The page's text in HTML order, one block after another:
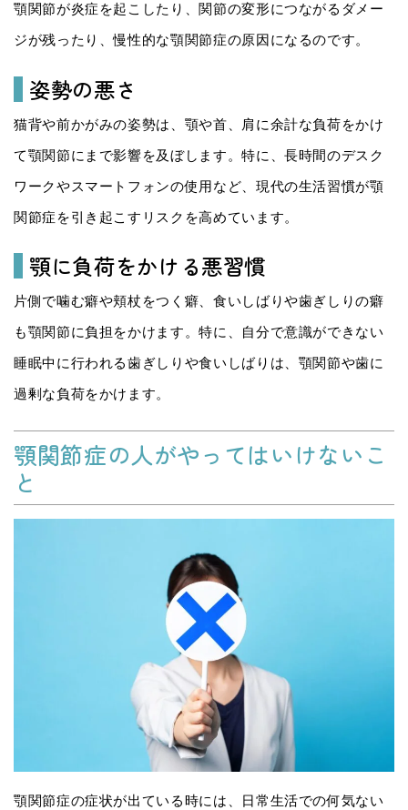
顎関節が炎症を起こしたり、関節の変形につながるダメー
ジが残ったり、慢性的な顎関節症の原因になるのです。
姿勢の悪さ
猫背や前かがみの姿勢は、顎や首、肩に余計な負荷をかけ
て顎関節にまで影響を及ぼします。特に、長時間のデスク
ワークやスマートフォンの使用など、現代の生活習慣が顎
関節症を引き起こすリスクを高めています。
顎に負荷をかける悪習慣
片側で噛む癖や頬杖をつく癖、食いしばりや歯ぎしりの癖
も顎関節に負担をかけます。特に、自分で意識ができない
睡眠中に行われる歯ぎしりや食いしばりは、顎関節や歯に
過剰な負荷をかけます。
顎関節症の人がやってはいけないこ
と
顎関節症の症状が出ている時には、日常生活での何気ない